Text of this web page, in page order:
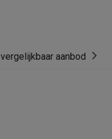
aanbod